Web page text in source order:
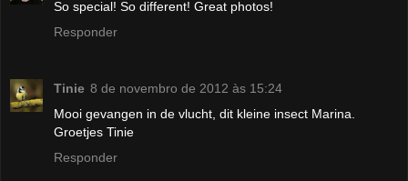
So special! So different! Great photos!
Responder
Tinie 8 de novembro de 2012 às 15:24
Mooi gevangen in de vlucht, dit kleine insect Marina.
Groetjes Tinie
Responder